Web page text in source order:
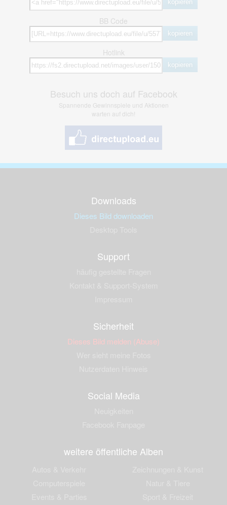
kopieren
BB Code
kopieren
Hotlink
kopieren
Besuch uns doch auf Facebook
Spannende Gewinnspiele und Aktionen
warten auf dich!
Downloads
Dieses Bild downloaden
Support
Sicherheit
Dieses Bild melden (Abuse)
Social Media
weitere öffentliche Alben